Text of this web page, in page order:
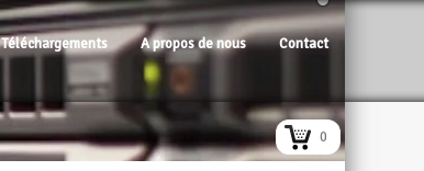
Téléchargements A propos de nous Contact
0